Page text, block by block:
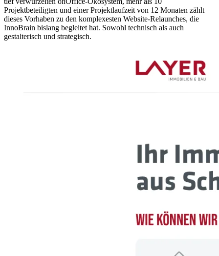
Projektbeteiligten und einer Projektlaufzeit von 12 Monaten zählt
dieses Vorhaben zu den komplexesten Website-Relaunches, die
InnoBrain bislang begleitet hat. Sowohl technisch als auch
gestalterisch und strategisch.